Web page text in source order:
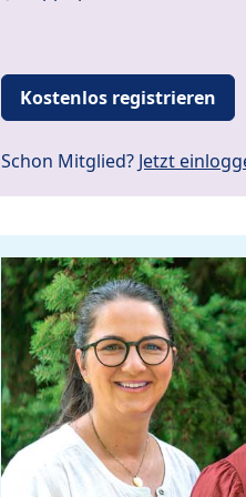
Kostenlos registrieren
Schon Mitglied? Jetzt